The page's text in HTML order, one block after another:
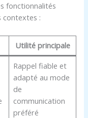
fonctionnalités
:
Utilité principale
Rappel fiable et
adapté au mode
de
communication
préféré